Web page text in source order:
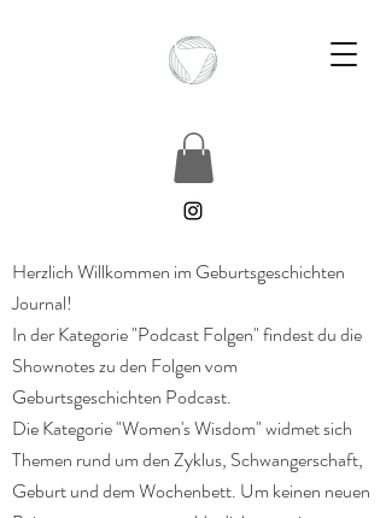
Herzlich Willkommen im Geburtsgeschichten
Journal!
In der Kategorie "Podcast Folgen" findest du die
Shownotes zu den Folgen vom
Geburtsgeschichten Podcast.
Die Kategorie "Women's Wisdom" widmet sich
Themen rund um den Zyklus, Schwangerschaft,
Geburt und dem Wochenbett. Um keinen neuen